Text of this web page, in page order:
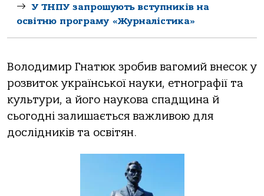
У ТНПУ запрошують вступників на
освітню програму «Журналістика»
Володимир Гнатюк зробив вагомий внесок у
розвиток української науки, етнографії та
культури, а його наукова спадщина й
сьогодні залишається важливою для
дослідників та освітян.